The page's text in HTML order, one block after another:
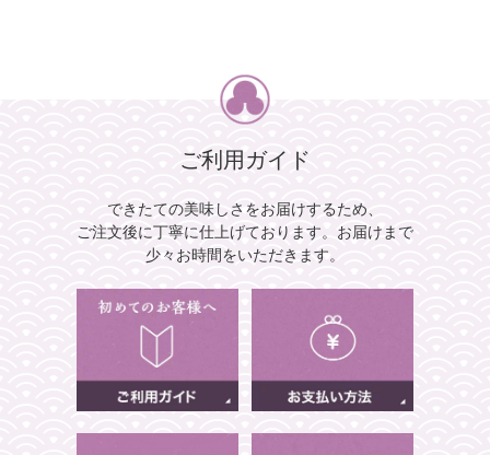
ご利用ガイド
できたての美味しさをお届けするため、
ご注文後に丁寧に仕上げております。 お届けまで
少々お時間をいただきます。